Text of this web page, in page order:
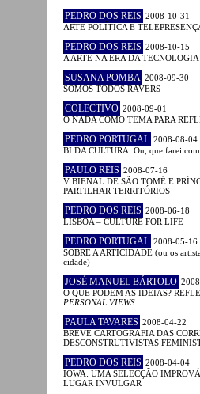
PEDRO DOS REIS 2008-10-31
ARTE POLÍTICA E
PEDRO DOS REIS 2008-10-15
A ARTE NA ERA DA
SUSANA POMBA 2008-09-30
SOMOS TODOS RAVERS
COLECTIVO 2008-09-01
O NADA COMO TEMA PARA
PEDRO PORTUGAL 2008-08-04
BI DA CULTURA. Ou, que farei com
PAULO REIS 2008-07-16
V BIENAL DE SÃO TOMÉ E
PARTILHAR TERRITÓRIOS
PEDRO DOS REIS 2008-06-18
LISBOA – CULTURE FOR LIFE
PEDRO PORTUGAL 2008-05-16
SOBRE A ARTICIDADE (ou os
cidade)
JOSÉ MANUEL BÁRTOLO
O QUE PODEM AS IDEIAS?
PERSONAL VIEWS
PAULA TAVARES 2008-04-22
BREVE CARTOGRAFIA DAS
DESCONSTRUTIVISTAS
PEDRO DOS REIS 2008-04-04
IOWA: UMA SELECÇÃO
LUGAR INVULGAR